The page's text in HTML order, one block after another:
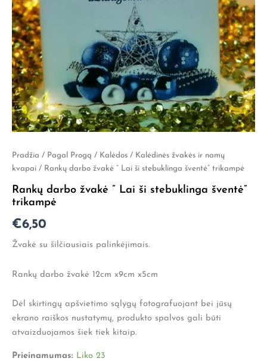
Pradžia / Pagal Progą / Kalėdos / Kalėdinės žvakės ir namų
kvapai / Rankų darbo žvakė ” Lai ši stebuklinga šventė” trikampė
Rankų darbo žvakė ” Lai ši stebuklinga šventė”
trikampė
€6,50
Žvakė su šilčiausiais palinkėjimais.
Rankų darbo žvakė 12cm x9cm x5cm
Dėl skirtingų apšvietimo sąlygų fotografuojant bei jūsų
ekrano raiškos nustatymų, produkto spalvos gali būti
atvaizduojamos šiek tiek kitaip.
Prieinamumas: Liko 23
produkto
kiekis:
darbo
žvakė
Lai
ši
stebuklinga
trikampė